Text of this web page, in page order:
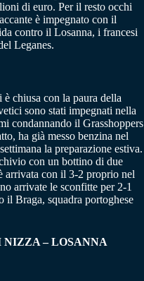
di euro. Per il resto occhi
è impegnato con il
contro il Losanna, i francesi
Leganes.
chiusa con la paura della
sono stati impegnati nella
condannando il Grasshoppers
ha già messo benzina nel
la preparazione estiva.
con un bottino di due
arrivata con il 3-2 proprio nel
arrivate le sconfitte per 2-1
il Braga, squadra portoghese
– LOSANNA